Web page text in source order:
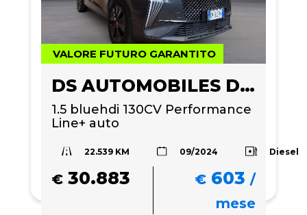
VALORE FUTURO GARANTITO
DS AUTOMOBILES DS 7
1.5 bluehdi 130CV Performance
Line+ auto
22.539 KM 09/2024 Diesel
€ 30.883 € 603 /
mese